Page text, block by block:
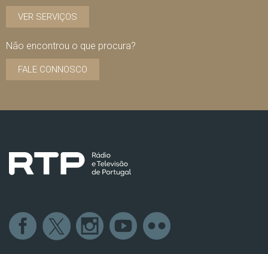
VER SERVIÇOS
Não encontrou o que procura?
FALE CONNOSCO